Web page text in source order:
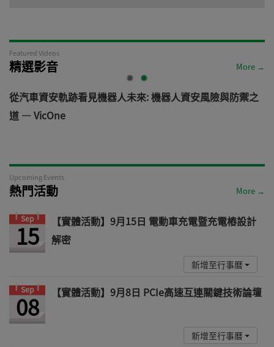
Featured Videos
精選影音 More →
從汽車資安軌跡看見機器人未來: 機器人資安風險與防禦之
道 — VicOne
Upcoming Events
熱門活動 More →
Sep
15
【實體活動】9月15日 電動車充電暨充電樁設計
解密
新增至行事曆
Sep
08 【實體活動】9月8日 PCIe高速互連關鍵技術論壇
新增至行事曆